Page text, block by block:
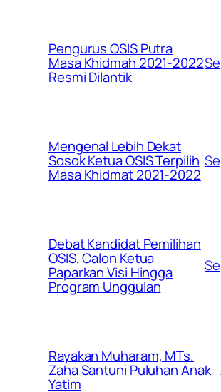
Pengurus OSIS Putra
Masa Khidmah 2021-2022
Resmi Dilantik
Mengenal Lebih Dekat
Sosok Ketua OSIS Terpilih
Masa Khidmat 2021-2022
Debat Kandidat Pemilihan
OSIS, Calon Ketua
Paparkan Visi Hingga
Program Unggulan
Rayakan Muharam, MTs.
Zaha Santuni Puluhan Anak
Yatim